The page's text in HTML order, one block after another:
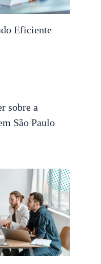
Eficiente
sobre a
São Paulo